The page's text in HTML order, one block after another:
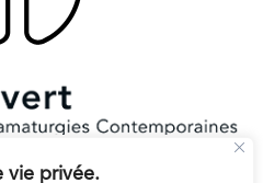
vie privée.